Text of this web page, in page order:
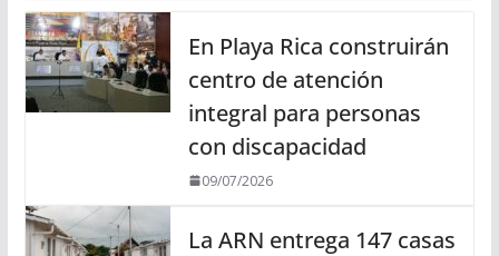
En Playa Rica construirán
centro de atención
integral para personas
con discapacidad
09/07/2026
La ARN entrega 147 casas